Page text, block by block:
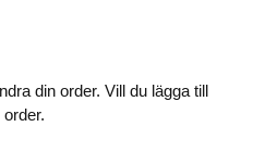
din order. Vill du lägga till